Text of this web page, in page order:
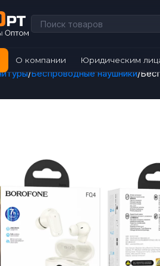
О компании Юридическим
Беспроводные наушники